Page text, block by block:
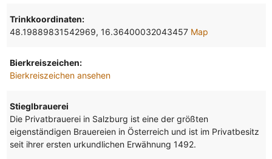
Trinkkoordinaten:
48.19889831542969, 16.36400032043457 Map
Bierkreiszeichen:
Bierkreiszeichen ansehen
Stieglbrauerei
Die Privatbrauerei in Salzburg ist eine der größten
eigenständigen Brauereien in Österreich und ist im Privatbesitz
seit ihrer ersten urkundlichen Erwähnung 1492.